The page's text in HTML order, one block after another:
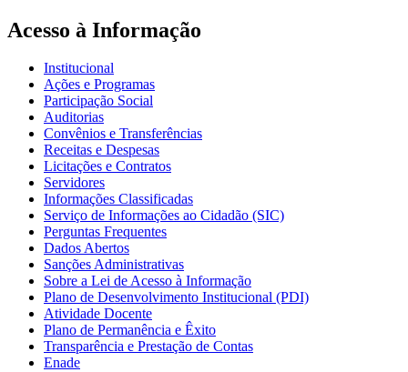
Acesso à Informação
Institucional
Ações e Programas
Participação Social
Auditorias
Convênios e Transferências
Receitas e Despesas
Licitações e Contratos
Servidores
Informações Classificadas
Serviço de Informações ao Cidadão (SIC)
Perguntas Frequentes
Dados Abertos
Sanções Administrativas
Sobre a Lei de Acesso à Informação
Plano de Desenvolvimento Institucional (PDI)
Atividade Docente
Plano de Permanência e Êxito
Transparência e Prestação de Contas
Enade